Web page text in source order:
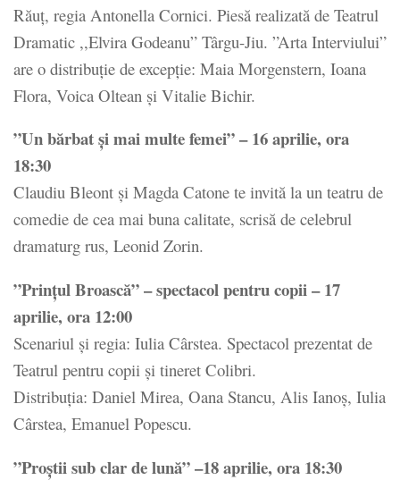
Răuț, regia Antonella Cornici. Piesă realizată de Teatrul
Dramatic ,,Elvira Godeanu” Târgu-Jiu. ”Arta Interviului”
are o distribuție de excepție: Maia Morgenstern, Ioana
Flora, Voica Oltean și Vitalie Bichir.
”Un bărbat și mai multe femei” – 16 aprilie, ora
18:30
Claudiu Bleont și Magda Catone te invită la un teatru de
comedie de cea mai buna calitate, scrisă de celebrul
dramaturg rus, Leonid Zorin.
”Prințul Broască” – spectacol pentru copii – 17
aprilie, ora 12:00
Scenariul și regia: Iulia Cârstea. Spectacol prezentat de
Teatrul pentru copii şi tineret Colibri.
Distribuția: Daniel Mirea, Oana Stancu, Alis Ianoș, Iulia
Cârstea, Emanuel Popescu.
”Proștii sub clar de lună” –18 aprilie, ora 18:30